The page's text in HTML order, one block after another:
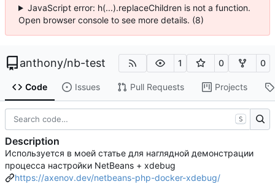
JavaScript error: h(...).replaceChildren is not a function.
Open browser console to see more details. (8)
anthony/nb-test 1 0 0
Code Issues Pull Requests Projects
S
Description
Используется в моей статье для наглядной демонстрации
процесса настройки NetBeans + xdebug
https://axenov.dev/netbeans-php-docker-xdebug/